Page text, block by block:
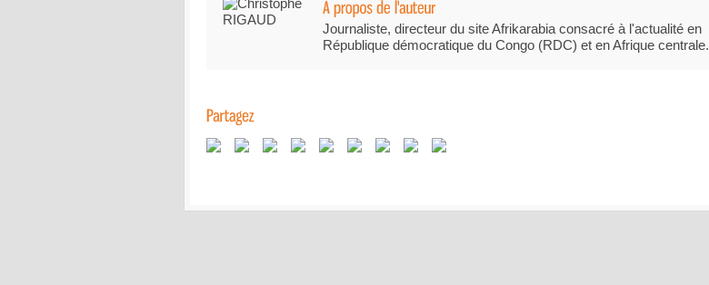
Journaliste, directeur du site Afrikarabia consacré à l'actualité en
République démocratique du Congo (RDC) et en Afrique centrale.